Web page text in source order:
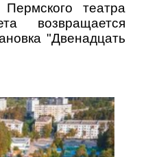
театра
возвращается
"Двенадцать